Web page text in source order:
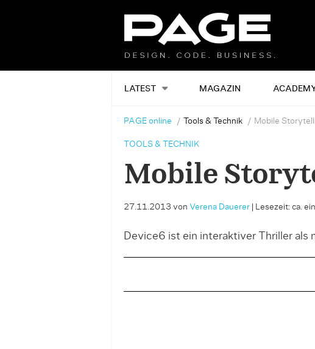
LATEST MAGAZIN
PAGE online Tools & Technik Mobile
TOOLS & TECHNIK
Mobile
27.11.2013 von Verena Dauerer| Lesezeit: ca.
Device6 ist ein interaktiver Thriller als